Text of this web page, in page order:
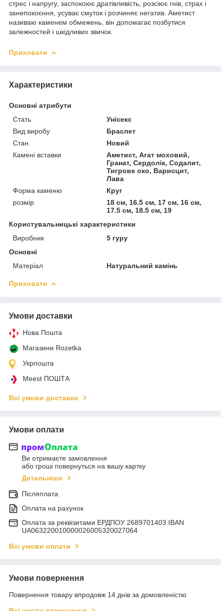
стрес і напругу, заспокоює дратівливість, розсіює гнів, страх і
занепокоєння, усуває смуток і розчиняє негатив. Аметист
називаю каменем обмежень, він допомагає позбутися
залежностей і шкідливих звичок.
Приховати
Характеристики
Основні атрибути
Стать
Унісекс
Вид виробу
Браслет
Стан
Новий
Камені вставки
Аметист, Агат моховий,
Гранат, Сердолік, Содалит,
Тигрове око, Варисцит,
Лава
Форма каменю
Круг
розмір
18 см, 16.5 см, 17 см, 16 см,
17.5 см, 18.5 см, 19
Користувальницькі характеристики
Виробник
5 гуру
Основні
Матеріал
Натуральний камінь
Приховати
Умови доставки
Нова Пошта
Магазини Rozetka
Укрпошта
Meest ПОШТА
Всі умови доставки
Умови оплати
Ви отримаєте замовлення
або гроші повернуться на вашу картку
Детальніше
Післяплата
Оплата на рахунок
Оплата за реквізитами ЕРДПОУ 2689701403 IBAN
UA063220010000026005320027064
Всі умови оплати
Умови повернення
Повернення товару впродовж 14 днів за домовленістю